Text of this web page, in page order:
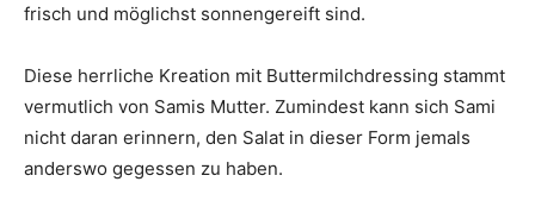
frisch und möglichst sonnengereift sind.
Diese herrliche Kreation mit Buttermilchdressing stammt
vermutlich von Samis Mutter. Zumindest kann sich Sami
nicht daran erinnern, den Salat in dieser Form jemals
anderswo gegessen zu haben.